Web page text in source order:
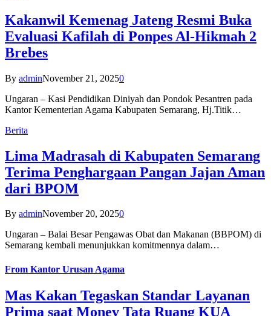
Kakanwil Kemenag Jateng Resmi Buka
Evaluasi Kafilah di Ponpes Al-Hikmah 2
Brebes
By adminNovember 21, 20250
Ungaran – Kasi Pendidikan Diniyah dan Pondok Pesantren pada
Kantor Kementerian Agama Kabupaten Semarang, Hj.Titik…
Berita
Lima Madrasah di Kabupaten Semarang
Terima Penghargaan Pangan Jajan Aman
dari BPOM
By adminNovember 20, 20250
Ungaran – Balai Besar Pengawas Obat dan Makanan (BBPOM) di
Semarang kembali menunjukkan komitmennya dalam…
From Kantor Urusan Agama
Mas Kakan Tegaskan Standar Layanan
Prima saat Monev Tata Ruang KUA